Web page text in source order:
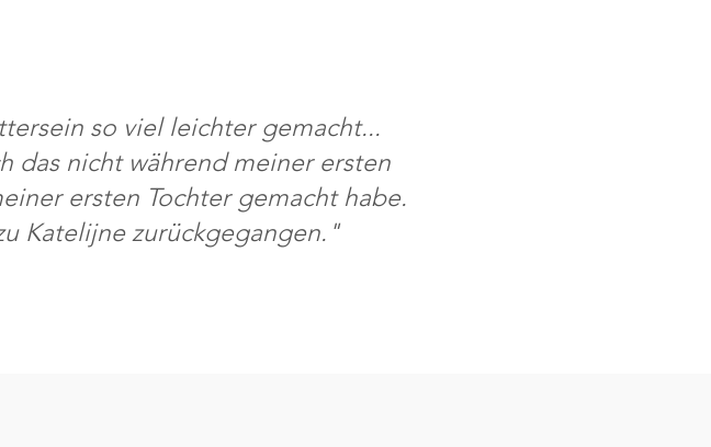
so viel leichter gemacht...
das nicht während meiner ersten
ersten Tochter gemacht habe.
Katelijne zurückgegangen."